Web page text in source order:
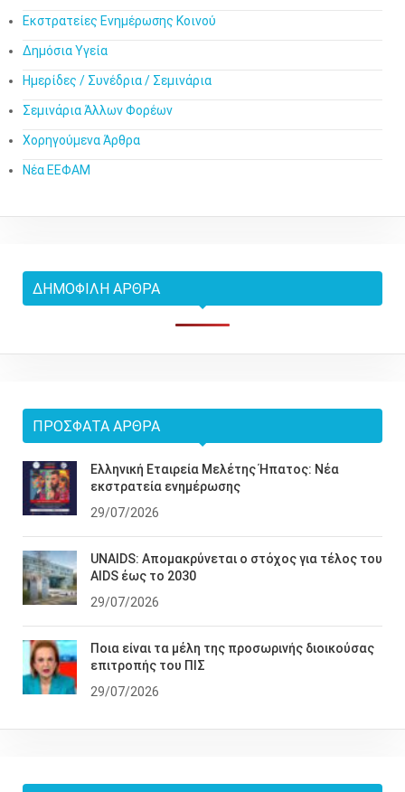
Εκστρατείες Ενημέρωσης Κοινού
Δημόσια Υγεία
Ημερίδες / Συνέδρια / Σεμινάρια
Σεμινάρια Άλλων Φορέων
Χορηγούμενα Άρθρα
Νέα ΕΕΦΑΜ
ΔΗΜΟΦΙΛΉ ΆΡΘΡΑ
ΠΡΌΣΦΑΤΑ ΆΡΘΡΑ
Ελληνική Εταιρεία Μελέτης Ήπατος: Νέα
εκστρατεία ενημέρωσης
29/07/2026
UNAIDS: Απομακρύνεται ο στόχος για τέλος του
AIDS έως το 2030
29/07/2026
Ποια είναι τα μέλη της προσωρινής διοικούσας
επιτροπής του ΠΙΣ
29/07/2026